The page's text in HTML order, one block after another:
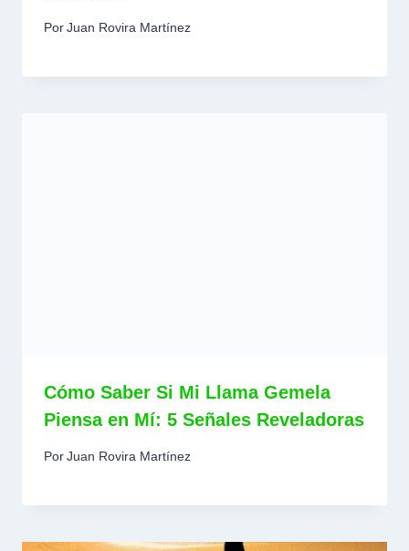
PorJuan Rovira Martínez
Cómo Saber Si Mi Llama Gemela
Piensa en Mí: 5 Señales Reveladoras
PorJuan Rovira Martínez